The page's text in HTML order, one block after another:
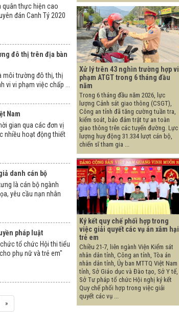
quân thực hiện cao
đán Canh Tý 2020
đô thị trên địa bàn
môi trường đô thị, thị
vi phạm việc chấp ...
Nam
gian qua các đơn vị
nhiều hoạt động thiết
danh cán bộ
là cán bộ ngành
yêu cầu nạn nhân
pháp luật
chức tổ chức Hội thi tiểu
phụ nữ và trẻ em"
»
Xử lý trên 43 nghìn trường hợp vi
phạm ATGT trong 6 tháng đầu
năm
Trong 6 tháng đầu năm 2026, lực
lượng Cảnh sát giao thông (CSGT),
Công an tỉnh đã tăng cường tuần tra,
kiểm soát, bảo đảm trật tự an toàn
giao thông trên các tuyến đường. Lực
lượng huy động 31.334 lượt cán bộ,
chiến sĩ tham gia ...
Ký kết quy chế phối hợp trong
việc giải quyết các vụ án xâm hại
trẻ em
Chiều 21-7, liên ngành Viện Kiểm sát
nhân dân tỉnh, Công an tỉnh, Tòa án
nhân dân tỉnh, Ủy ban MTTQ Việt Nam
tỉnh, Sở Giáo dục và Đào tạo, Sở Y tế,
Sở Tư pháp tổ chức Hội nghị ký kết
Quy chế phối hợp trong việc giải
quyết các vụ ...